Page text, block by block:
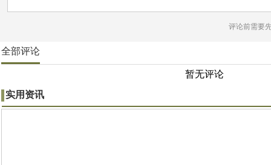
评论前需要
全部评论
暂无评论
实用资讯